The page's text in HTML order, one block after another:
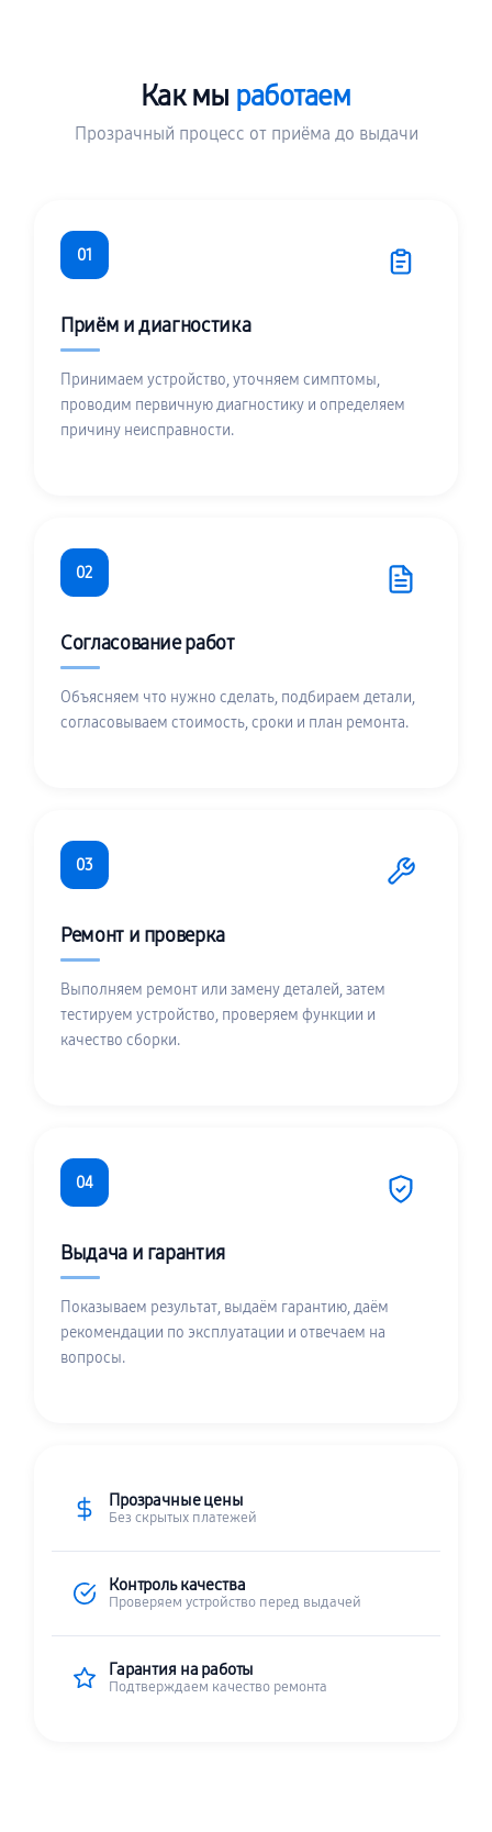
Как мы работаем
Прозрачный процесс от приёма до выдачи
01
Приём и диагностика
Принимаем устройство, уточняем симптомы,
проводим первичную диагностику и определяем
причину неисправности.
02
Согласование работ
Объясняем что нужно сделать, подбираем детали,
согласовываем стоимость, сроки и план ремонта.
03
Ремонт и проверка
Выполняем ремонт или замену деталей, затем
тестируем устройство, проверяем функции и
качество сборки.
04
Выдача и гарантия
Показываем результат, выдаём гарантию, даём
рекомендации по эксплуатации и отвечаем на
вопросы.
Прозрачные цены
Без скрытых платежей
Контроль качества
Проверяем устройство перед выдачей
Гарантия на работы
Подтверждаем качество ремонта